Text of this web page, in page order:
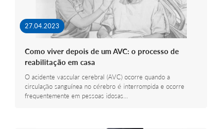
27.04.2023
Como viver depois de um AVC: o processo de
reabilitação em casa
O acidente vascular cerebral (AVC) ocorre quando a
circulação sanguínea no cérebro é interrompida e ocorre
frequentemente em pessoas idosas…